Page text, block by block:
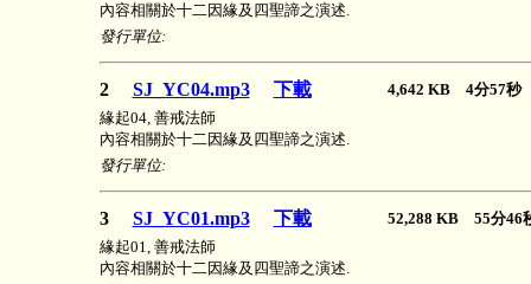
內容相關於十二因緣及四聖諦之演述.
發行單位:
2 SJ_YC04.mp3 下載
4,642 KB 4分57
緣起04, 善戒法師
內容相關於十二因緣及四聖諦之演述.
發行單位:
3 SJ_YC01.mp3 下載
52,288 KB 55分
緣起01, 善戒法師
內容相關於十二因緣及四聖諦之演述.